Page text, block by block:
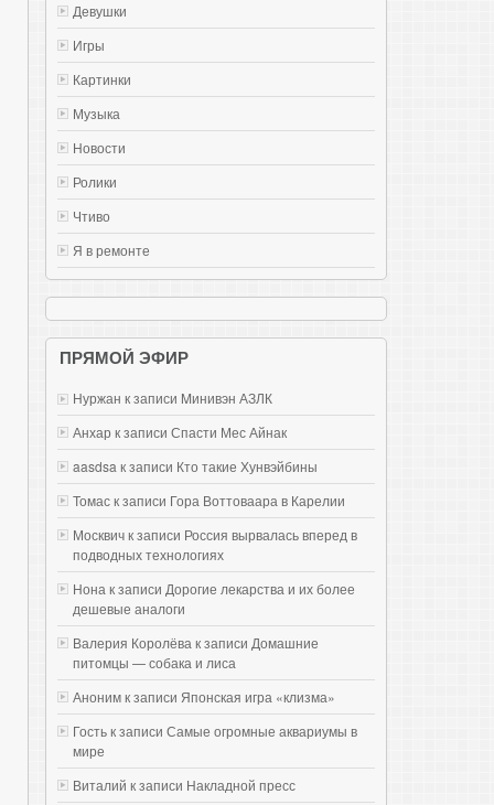
Девушки
Игры
Картинки
Музыка
Новости
Ролики
Чтиво
Я в ремонте
ПРЯМОЙ ЭФИР
Нуржан к записи Mинивэн АЗЛК
Анхар к записи Спасти Мес Айнак
aasdsa к записи Кто такие Хунвэйбины
Томас к записи Гора Воттоваара в Карелии
Москвич к записи Россия вырвалась вперед в
подводных технологиях
Нона к записи Дорогие лекарства и их более
дешевые аналоги
Валерия Королёва к записи Домашние
питомцы — собака и лиса
Аноним к записи Японская игра «клизма»
Гость к записи Самые огромные аквариумы в
мире
Виталий к записи Накладной пресс